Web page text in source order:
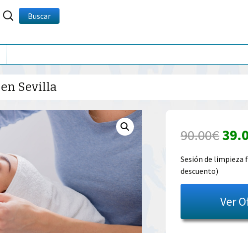
Buscar
por:
Buscar
Sevilla
90.00€El
era:
Sesión de limpieza
descuento)
Ver